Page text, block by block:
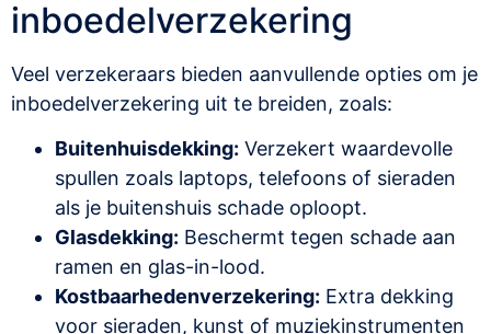
inboedelverzekering
Veel verzekeraars bieden aanvullende opties om je
inboedelverzekering uit te breiden, zoals:
Buitenhuisdekking: Verzekert waardevolle
spullen zoals laptops, telefoons of sieraden
als je buitenshuis schade oploopt.
Glasdekking: Beschermt tegen schade aan
ramen en glas-in-lood.
Kostbaarhedenverzekering: Extra dekking
voor sieraden, kunst of muziekinstrumenten